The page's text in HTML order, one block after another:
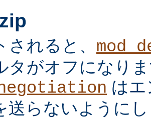
されると、
タがオフになり
は
送らないように